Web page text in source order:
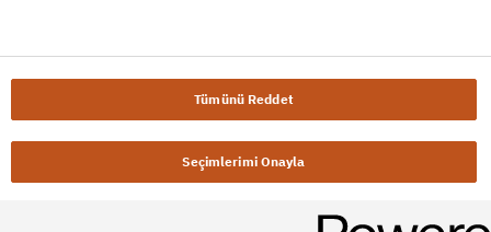
Tümünü Reddet
Seçimlerimi Onayla